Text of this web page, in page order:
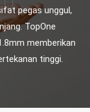
pegas unggul,
TopOne
memberikan
tinggi.